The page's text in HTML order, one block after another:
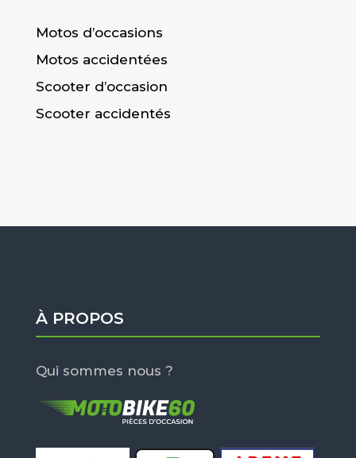
Motos d’occasions
Motos accidentées
Scooter d’occasion
Scooter accidentés
À PROPOS
Qui sommes nous ?